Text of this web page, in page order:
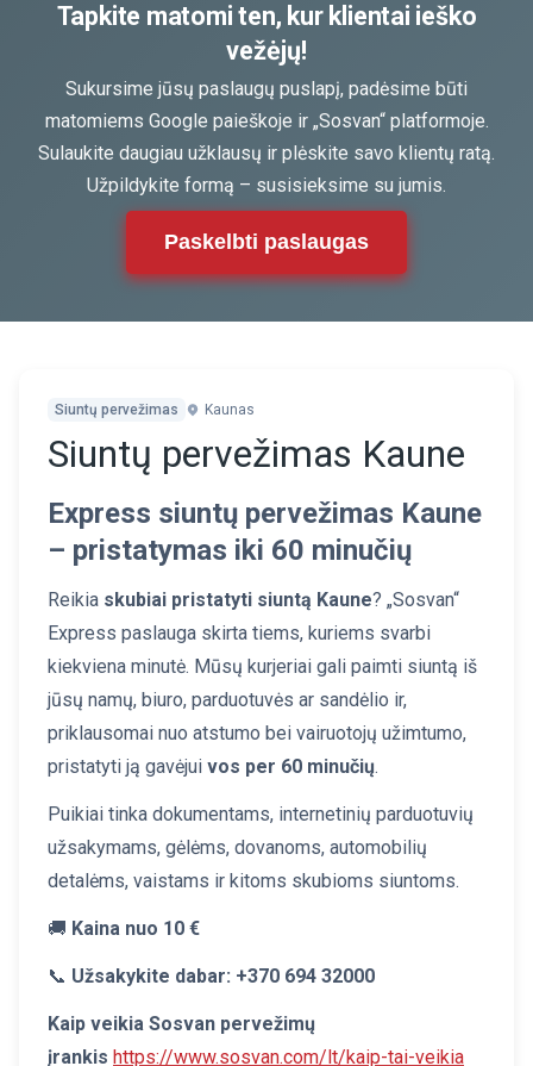
Tapkite matomi ten, kur klientai ieško
vežėjų!
Sukursime jūsų paslaugų puslapį, padėsime būti
matomiems Google paieškoje ir „Sosvan“ platformoje.
Sulaukite daugiau užklausų ir plėskite savo klientų ratą.
Užpildykite formą – susisieksime su jumis.
Paskelbti paslaugas
Siuntų pervežimas Kaunas
Siuntų pervežimas Kaune
Express siuntų pervežimas Kaune
– pristatymas iki 60 minučių
Reikia skubiai pristatyti siuntą Kaune? „Sosvan“
Express paslauga skirta tiems, kuriems svarbi
kiekviena minutė. Mūsų kurjeriai gali paimti siuntą iš
jūsų namų, biuro, parduotuvės ar sandėlio ir,
priklausomai nuo atstumo bei vairuotojų užimtumo,
pristatyti ją gavėjui vos per 60 minučių.
Puikiai tinka dokumentams, internetinių parduotuvių
užsakymams, gėlėms, dovanoms, automobilių
detalėms, vaistams ir kitoms skubioms siuntoms.
🚚 Kaina nuo 10 €
📞 Užsakykite dabar: +370 694 32000
Kaip veikia Sosvan pervežimų
įrankis https://www.sosvan.com/lt/kaip-tai-veikia